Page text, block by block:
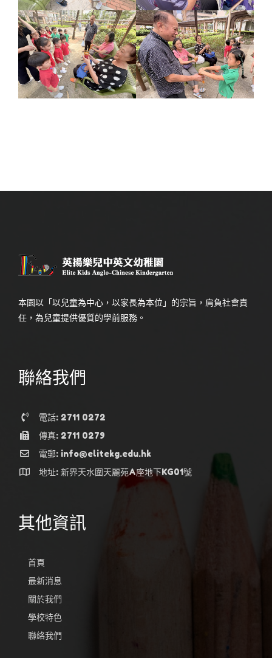
本園以「以兒童為中心，以家長為本位」的宗旨，肩負社會責
任，為兒童提供優質的學前服務。
聯絡我們
電話: 2711 0272
傳真: 2711 0279
電郵: info@elitekg.edu.hk
地址: 新界天水圍天麗苑A座地下KG01號
其他資訊
首頁
最新消息
關於我們
學校特色
聯絡我們